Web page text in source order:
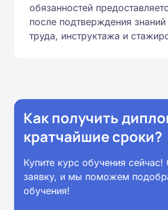
обязанностей
после подтверждения
труда, инструктажа и
Как получить
кратчайшие сроки?
Купите курс обучения сейчас!
заявку, и мы поможем
обучения!